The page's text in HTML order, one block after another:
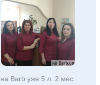
на Barb уже 5 л. 2 мес.